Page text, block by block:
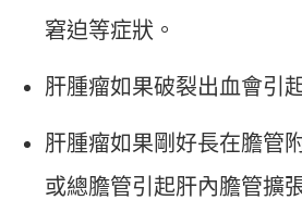
窘迫等症狀。
肝腫瘤如果破裂出血會引
肝腫瘤如果剛好長在膽管
或總膽管引起肝內膽管擴